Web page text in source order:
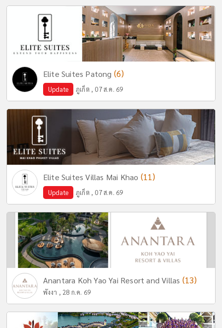
Elite Suites Patong (6)
Update ภูเก็ต , 07 ส.ค. 69
Elite Suites Villas Mai Khao (11)
Update ภูเก็ต , 07 ส.ค. 69
Anantara Koh Yao Yai Resort and Villas (13)
พังงา , 28 ก.ค. 69